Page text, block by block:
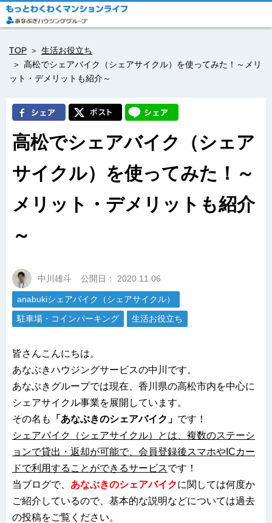
TOP
生活お役立ち
高松でシェアバイク（シェアサイクル）を使ってみた！～メリ
ット・デメリットも紹介～
高松でシェアバイク（シェア
サイクル）を使ってみた！～
メリット・デメリットも紹介
～
中川雄斗 公開日： 2020.11.06
anabukiシェアバイク（シェアサイクル）
駐車場・コインパーキング
生活お役立ち
皆さんこんにちは。
あなぶきハウジングサービスの中川です。
あなぶきグループでは現在、香川県の高松市内を中心に
シェアサイクル事業を展開しています。
その名も
「あなぶきのシェアバイク」 です！
シェアバイク（シェアサイクル）とは、複数のステーシ
ョンで貸出・返却が可能で、会員登録後スマホやICカー
ドで利用することができるサービスです！
当ブログで、 あなぶきのシェアバイクに関しては何度か
ご紹介しているので、基本的な説明などについては過去
の投稿をご覧ください。